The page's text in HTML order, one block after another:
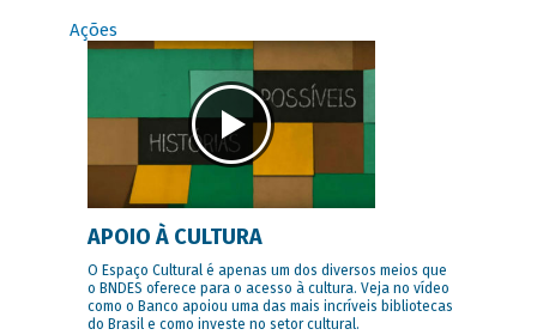
Ações
APOIO À CULTURA
O Espaço Cultural é apenas um dos diversos meios que
o BNDES oferece para o acesso à cultura. Veja no vídeo
como o Banco apoiou uma das mais incríveis bibliotecas
do Brasil e como investe no setor cultural.